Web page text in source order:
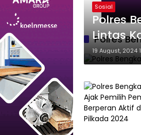
Polres
Sosial
Polres
Lintas
19 August, 2024